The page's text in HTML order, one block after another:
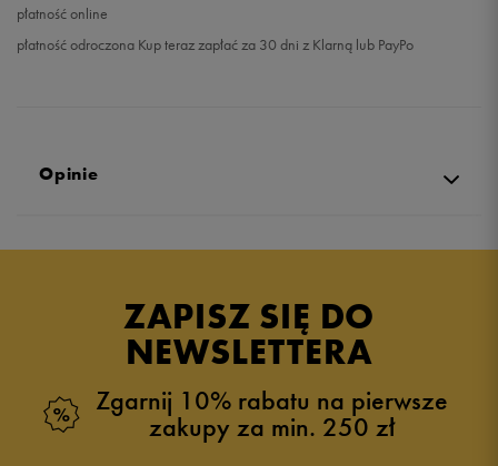
płatność online
płatność odroczona Kup teraz zapłać za 30 dni z Klarną lub PayPo
Opinie
ZAPISZ SIĘ DO
NEWSLETTERA
Zgarnij 10% rabatu na pierwsze
zakupy za min. 250 zł